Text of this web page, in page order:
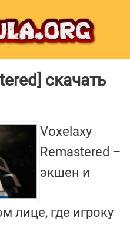
скачать
Voxelaxy
Remastered –
экшен и
лице, где игроку